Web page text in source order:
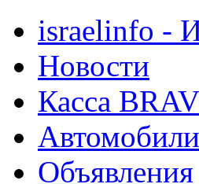
israelinfo -
Новости
Касса
Автомобили
Объявления